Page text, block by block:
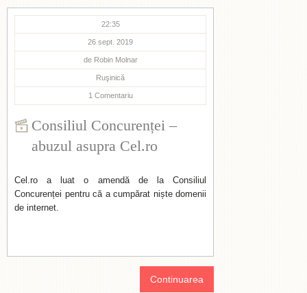
22:35
26 sept. 2019
de Robin Molnar
Ruşinică
1 Comentariu
Consiliul Concurenței –
abuzul asupra Cel.ro
Cel.ro a luat o amendă de la Consiliul
Concurenței pentru că a cumpărat niște domenii
de internet.
Continuarea